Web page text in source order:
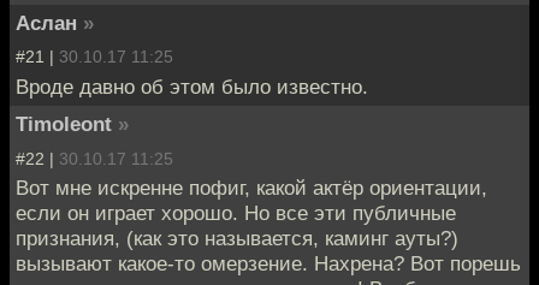
Аслан »
#21 | 30.10.17 11:25
Вроде давно об этом было известно.
Timoleont »
#22 | 30.10.17 11:25
Вот мне искренне пофиг, какой актёр ориентации,
если он играет хорошо. Но все эти публичные
признания, (как это называется, каминг ауты?)
вызывают какое-то омерзение. Нахрена? Вот порешь